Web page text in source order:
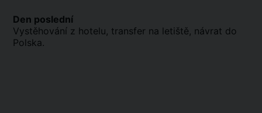
Den poslední
Vystěhování z hotelu, transfer na letiště, návrat do
Polska.